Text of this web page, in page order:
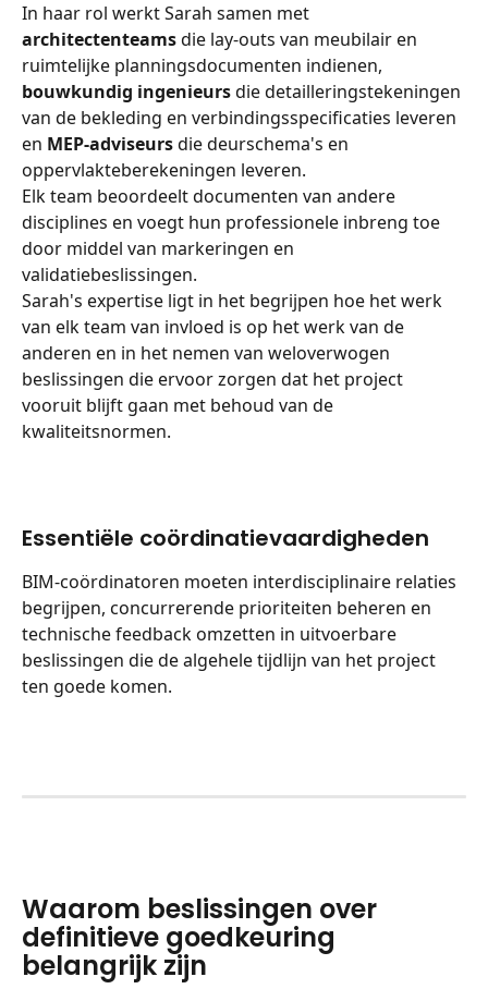
In haar rol werkt Sarah samen met
architectenteams die lay-outs van meubilair en
ruimtelijke planningsdocumenten indienen,
bouwkundig ingenieurs die detailleringstekeningen
van de bekleding en verbindingsspecificaties leveren
en MEP-adviseurs die deurschema's en
oppervlakteberekeningen leveren.
Elk team beoordeelt documenten van andere
disciplines en voegt hun professionele inbreng toe
door middel van markeringen en
validatiebeslissingen.
Sarah's expertise ligt in het begrijpen hoe het werk
van elk team van invloed is op het werk van de
anderen en in het nemen van weloverwogen
beslissingen die ervoor zorgen dat het project
vooruit blijft gaan met behoud van de
kwaliteitsnormen.
Essentiële coördinatievaardigheden
BIM-coördinatoren moeten interdisciplinaire relaties
begrijpen, concurrerende prioriteiten beheren en
technische feedback omzetten in uitvoerbare
beslissingen die de algehele tijdlijn van het project
ten goede komen.
Waarom beslissingen over
definitieve goedkeuring
belangrijk zijn